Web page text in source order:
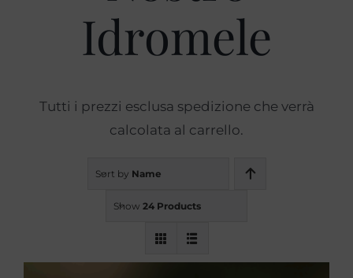
Idromele
Tutti i prezzi esclusa spedizione che verrà
calcolata al carrello.
Sort by Name
Show 24 Products